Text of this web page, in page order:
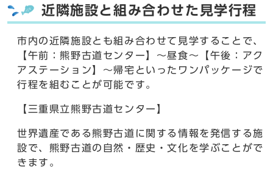
近隣施設と組み合わせた見学行程
市内の近隣施設とも組み合わせて見学することで、
【午前：熊野古道センター】～昼食～【午後：アク
アステーション】～帰宅といったワンパッケージで
行程を組むことが可能です。
【三重県立熊野古道センター】
世界遺産である熊野古道に関する情報を発信する施
設で、熊野古道の自然・歴史・文化を学ぶことがで
きます。